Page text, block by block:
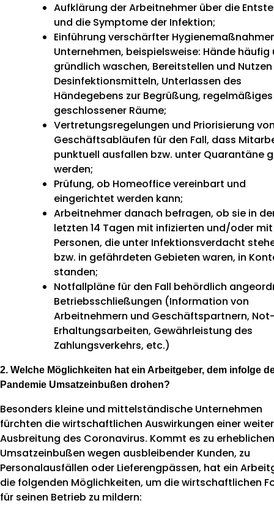
Aufklärung der Arbeitnehmer über die
und die Symptome der Infektion;
Einführung verschärfter
Unternehmen, beispielsweise: Hände häufig
gründlich waschen, Bereitstellen und
Desinfektionsmitteln, Unterlassen des
Händegebens zur Begrüßung,
geschlossener Räume;
Vertretungsregelungen und Priorisierung
Geschäftsabläufen für den Fall, dass
punktuell ausfallen bzw. unter Quarantäne
werden;
Prüfung, ob Homeoffice vereinbart und
eingerichtet werden kann;
Arbeitnehmer danach befragen, ob sie in
letzten 14 Tagen mit infizierten und/oder mit
Personen, die unter Infektionsverdacht
bzw. in gefährdeten Gebieten waren, in
standen;
Notfallpläne für den Fall behördlich
Betriebsschließungen (Information von
Arbeitnehmern und Geschäftspartnern,
Erhaltungsarbeiten, Gewährleistung des
Zahlungsverkehrs, etc.)
2. Welche Möglichkeiten hat ein Arbeitgeber, dem infolge
Pandemie Umsatzeinbußen drohen?
Besonders kleine und mittelständische Unternehmen
fürchten die wirtschaftlichen Auswirkungen einer
Ausbreitung des Coronavirus. Kommt es zu erheblichen
Umsatzeinbußen wegen ausbleibender Kunden, zu
Personalausfällen oder Lieferengpässen, hat ein
die folgenden Möglichkeiten, um die wirtschaftlichen
für seinen Betrieb zu mildern: